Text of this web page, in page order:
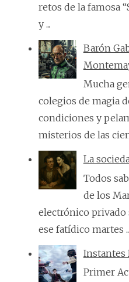
retos de la famosa
y ...
Barón
Mucha
colegios de magia
condiciones y
misterios de las
La
Todos
de los
electrónico privado
ese fatídico martes ...
Primer